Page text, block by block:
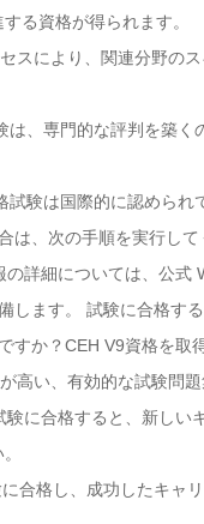
る資格が得られます。
スにより、関連分野の
、専門的な評判を築
試験は国際的に認めら
は、次の手順を実行し
詳細については、公式
します。 試験に合格す
すか？CEH V9資格を
高い、有効的な試験問
に合格すると、新し
合格し、成功したキャ